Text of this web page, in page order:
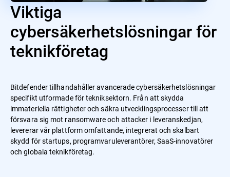
Viktiga
cybersäkerhetslösningar för
teknikföretag
Bitdefender tillhandahåller avancerade cybersäkerhetslösningar
specifikt utformade för tekniksektorn. Från att skydda
immateriella rättigheter och säkra utvecklingsprocesser till att
försvara sig mot ransomware och attacker i leveranskedjan,
levererar vår plattform omfattande, integrerat och skalbart
skydd för startups, programvaruleverantörer, SaaS-innovatörer
och globala teknikföretag.